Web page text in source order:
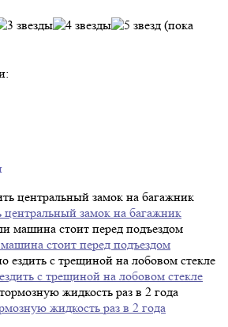
(пока
замок на багажник
стоит перед подъездом
с трещиной на лобовом стекле
жидкость раз в 2 года